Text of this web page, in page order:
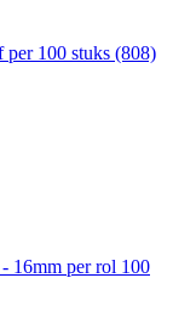
100 stuks (808)
16mm per rol 100